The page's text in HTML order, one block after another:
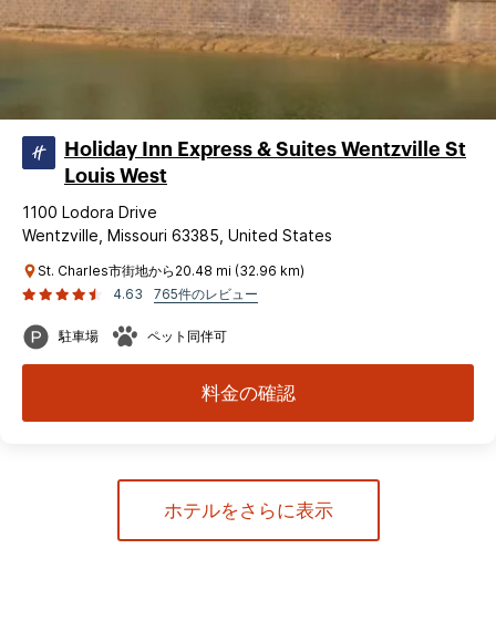
Holiday Inn Express & Suites Wentzville St
Louis West
1100 Lodora Drive
Wentzville, Missouri 63385, United States
St. Charles市街地から20.48 mi (32.96 km)
4.63
765件のレビュー
駐車場 ペット同伴可
料金の確認
ホテルをさらに表示